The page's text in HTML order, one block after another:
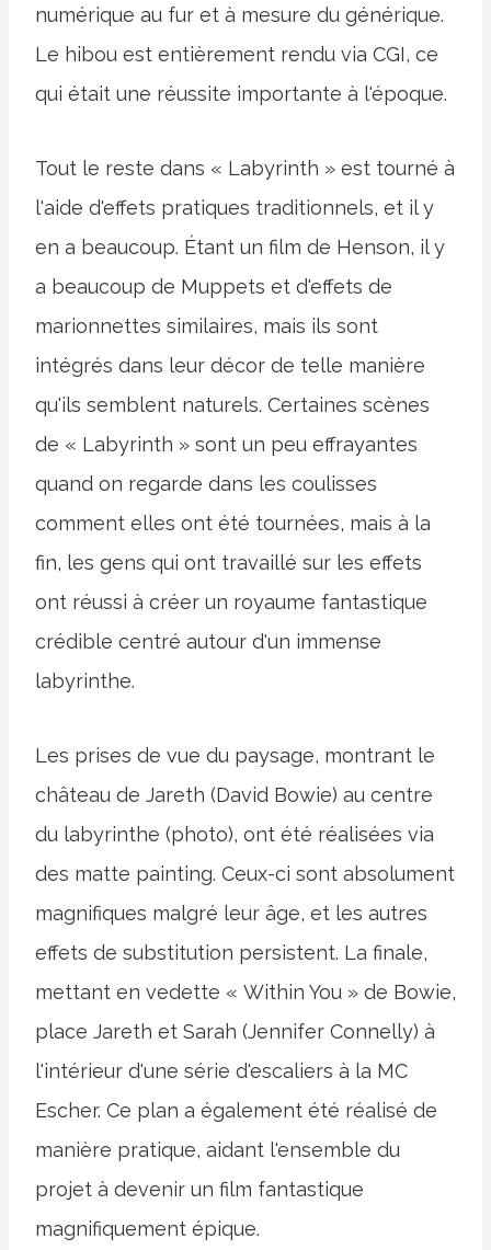
numérique au fur et à mesure du générique.
Le hibou est entièrement rendu via CGI, ce
qui était une réussite importante à l'époque.
Tout le reste dans « Labyrinth » est tourné à
l'aide d'effets pratiques traditionnels, et il y
en a beaucoup. Étant un film de Henson, il y
a beaucoup de Muppets et d'effets de
marionnettes similaires, mais ils sont
intégrés dans leur décor de telle manière
qu'ils semblent naturels. Certaines scènes
de « Labyrinth » sont un peu effrayantes
quand on regarde dans les coulisses
comment elles ont été tournées, mais à la
fin, les gens qui ont travaillé sur les effets
ont réussi à créer un royaume fantastique
crédible centré autour d'un immense
labyrinthe.
Les prises de vue du paysage, montrant le
château de Jareth (David Bowie) au centre
du labyrinthe (photo), ont été réalisées via
des matte painting. Ceux-ci sont absolument
magnifiques malgré leur âge, et les autres
effets de substitution persistent. La finale,
mettant en vedette « Within You » de Bowie,
place Jareth et Sarah (Jennifer Connelly) à
l'intérieur d'une série d'escaliers à la MC
Escher. Ce plan a également été réalisé de
manière pratique, aidant l'ensemble du
projet à devenir un film fantastique
magnifiquement épique.